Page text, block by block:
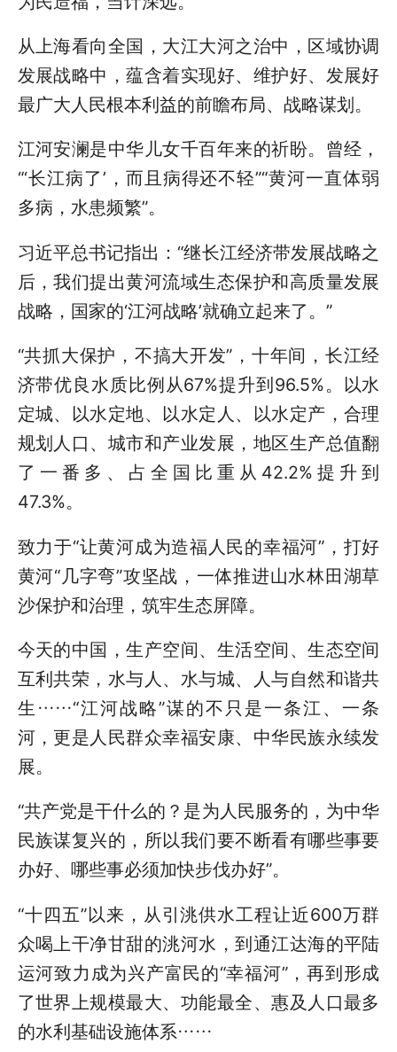
从上海看向全国，大江大河之治中，区域协调
发展战略中，蕴含着实现好、维护好、发展好
最广大人民根本利益的前瞻布局、战略谋划。
江河安澜是中华儿女千百年来的祈盼。曾经，
“‘长江病了’，而且病得还不轻”“黄河一直体弱
多病，水患频繁”。
习近平总书记指出：“继长江经济带发展战略之
后，我们提出黄河流域生态保护和高质量发展
战略，国家的‘江河战略’就确立起来了。”
“共抓大保护，不搞大开发”，十年间，长江经
济带优良水质比例从67%提升到96.5%。以水
定城、以水定地、以水定人、以水定产，合理
规划人口、城市和产业发展，地区生产总值翻
了一番多、占全国比重从42.2%提升到
47.3%。
致力于“让黄河成为造福人民的幸福河”，打好
黄河“几字弯”攻坚战，一体推进山水林田湖草
沙保护和治理，筑牢生态屏障。
今天的中国，生产空间、生活空间、生态空间
互利共荣，水与人、水与城、人与自然和谐共
生……“江河战略”谋的不只是一条江、一条
河，更是人民群众幸福安康、中华民族永续发
展。
“共产党是干什么的？是为人民服务的，为中华
民族谋复兴的，所以我们要不断看有哪些事要
办好、哪些事必须加快步伐办好”。
“十四五”以来，从引洮供水工程让近600万群
众喝上干净甘甜的洮河水，到通江达海的平陆
运河致力成为兴产富民的“幸福河”，再到形成
了世界上规模最大、功能最全、惠及人口最多
的水利基础设施体系……